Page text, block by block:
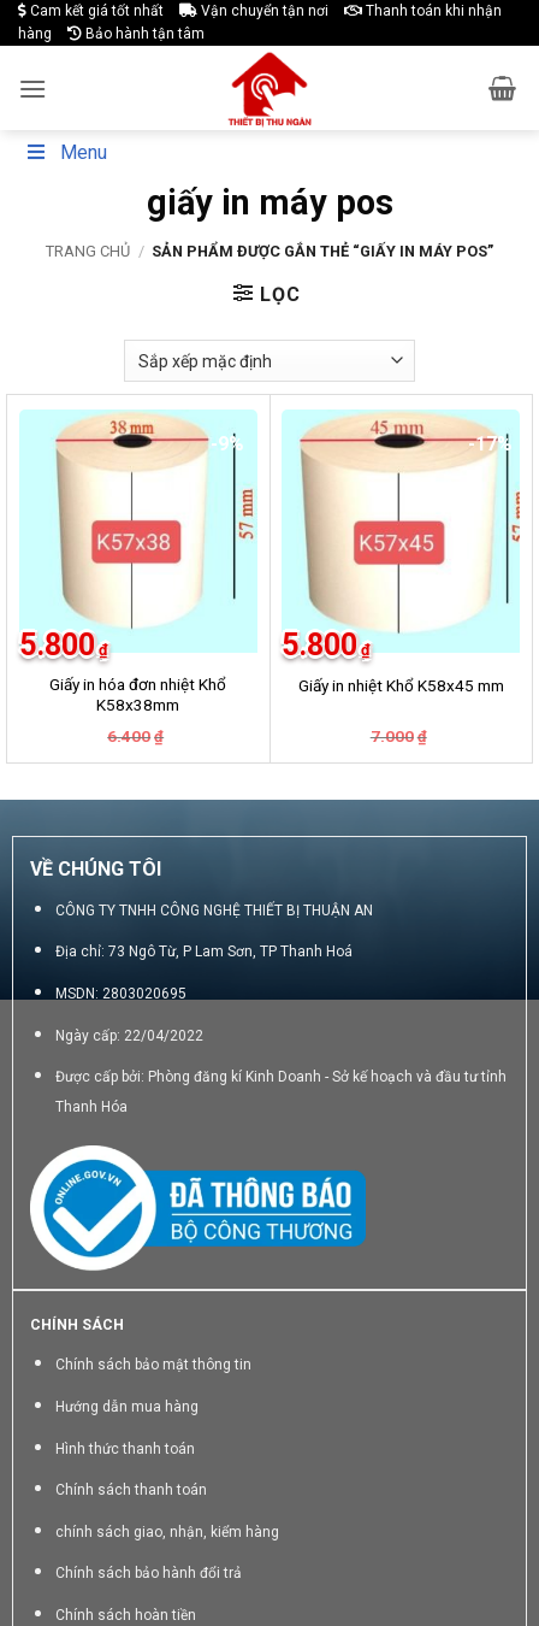
Skip
to
Cam kết giá tốt nhất Vận chuyển tận nơi
Thanh toán khi nhận
hàng
Bảo hành tận tâm
Menu
giấy in máy pos
TRANG CHỦ / SẢN PHẨM ĐƯỢC GẮN THẺ “GIẤY IN MÁY POS”
LỌC
-9%
Giấy in hóa đơn nhiệt Khổ
K58x38mm
6.400 ₫
là:
5.800 ₫
tại
5.800₫.
-17%
Giấy in nhiệt Khổ K58x45 mm
7.000 ₫
là:
5.800 ₫
tại
5.800₫.
VỀ CHÚNG TÔI
CÔNG TY TNHH CÔNG NGHỆ THIẾT BỊ THUẬN AN
Địa chỉ: 73 Ngô Từ, P Lam Sơn, TP Thanh Hoá
MSDN: 2803020695
Ngày cấp: 22/04/2022
Được cấp bởi: Phòng đăng kí Kinh Doanh - Sở kế hoạch và đầu tư tỉnh
Thanh Hóa
CHÍNH SÁCH
Chính sách bảo mật thông tin
Hướng dẫn mua hàng
Hình thức thanh toán
Chính sách thanh toán
chính sách giao, nhận, kiểm hàng
Chính sách bảo hành đổi trả
Chính sách hoàn tiền